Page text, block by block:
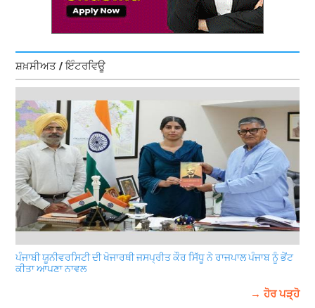
ਸ਼ਖ਼ਸੀਅਤ / ਇੰਟਰਵਿਊ
ਪੰਜਾਬੀ ਯੂਨੀਵਰਸਿਟੀ ਦੀ ਖੋਜਾਰਥੀ ਜਸਪ੍ਰੀਤ ਕੌਰ ਸਿੱਧੂ ਨੇ ਰਾਜਪਾਲ ਪੰਜਾਬ ਨੂੰ ਭੇਂਟ
ਕੀਤਾ ਆਪਣਾ ਨਾਵਲ
→ ਹੋਰ ਪੜ੍ਹੋ